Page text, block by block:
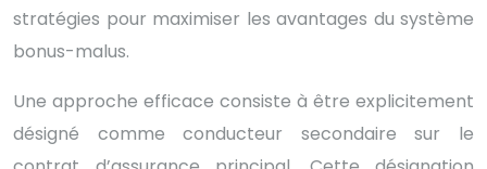
stratégies pour maximiser les avantages du système
bonus-malus.
Une approche efficace consiste à être explicitement
désigné comme conducteur secondaire sur le